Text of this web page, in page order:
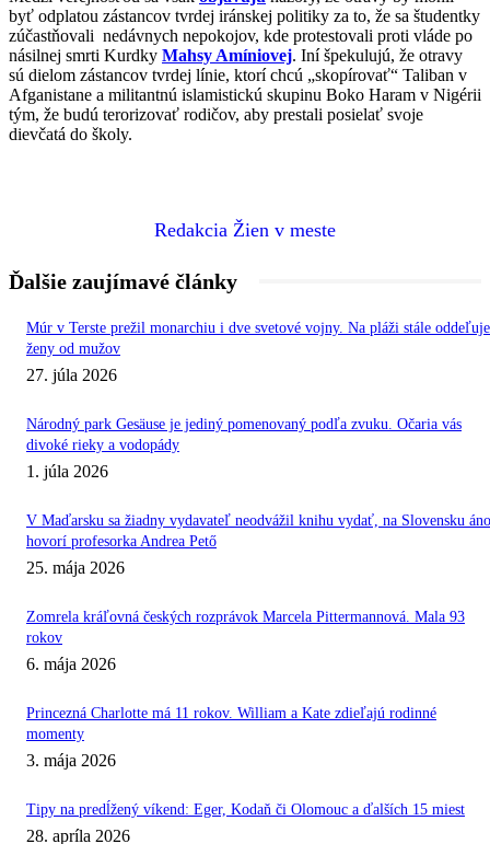
byť odplatou zástancov tvrdej iránskej politiky za to, že sa študentky
zúčastňovali nedávnych nepokojov, kde protestovali proti vláde po
násilnej smrti Kurdky Mahsy Amíniovej. Iní špekulujú, že otravy
sú dielom zástancov tvrdej línie, ktorí chcú „skopírovať“ Taliban v
Afganistane a militantnú islamistickú skupinu Boko Haram v Nigérii
tým, že budú terorizovať rodičov, aby prestali posielať svoje
dievčatá do školy.
Redakcia Žien v meste
Ďalšie zaujímavé články
Múr v Terste prežil monarchiu i dve svetové vojny. Na pláži stále oddeľuje
ženy od mužov
27. júla 2026
Národný park Gesäuse je jediný pomenovaný podľa zvuku. Očaria vás
divoké rieky a vodopády
1. júla 2026
V Maďarsku sa žiadny vydavateľ neodvážil knihu vydať, na Slovensku
hovorí profesorka Andrea Pető
25. mája 2026
Zomrela kráľovná českých rozprávok Marcela Pittermannová. Mala 93
rokov
6. mája 2026
Princezná Charlotte má 11 rokov. William a Kate zdieľajú rodinné
momenty
3. mája 2026
Tipy na predĺžený víkend: Eger, Kodaň či Olomouc a ďalších 15 miest
28. apríla 2026